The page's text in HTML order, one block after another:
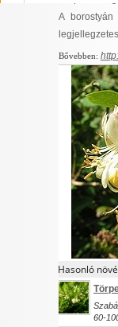
I want to
related to
functionality
user
Data
A
Bővebben:
Hasonló
60-